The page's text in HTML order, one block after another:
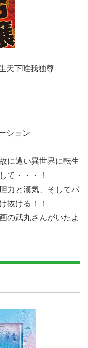
天下唯我独尊
ション
に遭い異世界に転生
て・・・！
力と漢気、そしてバ
抜ける！！
の武丸さんがいたよ